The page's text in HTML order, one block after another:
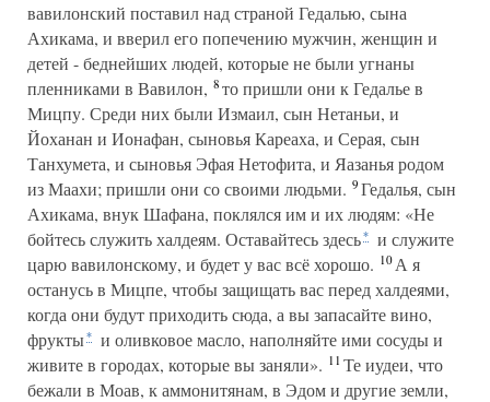
вавилонский поставил над страной Гедалью, сына
Ахикама, и вверил его попечению мужчин, женщин и
детей - беднейших людей, которые не были угнаны
пленниками в Вавилон, 8то пришли они к Гедалье в
Мицпу. Среди них были Измаил, сын Нетаньи, и
Йоханан и Ионафан, сыновья Кареаха, и Серая, сын
Танхумета, и сыновья Эфая Нетофита, и Яазанья родом
из Маахи; пришли они со своими людьми. 9Гедалья, сын
Ахикама, внук Шафана, поклялся им и их людям: «Не
бойтесь служить халдеям. Оставайтесь здесь*
и служите
царю вавилонскому, и будет у вас всё хорошо. 10А я
останусь в Мицпе, чтобы защищать вас перед халдеями,
когда они будут приходить сюда, а вы запасайте вино,
фрукты*
и оливковое масло, наполняйте ими сосуды и
живите в городах, которые вы заняли». 11Те иудеи, что
бежали в Моав, к аммонитянам, в Эдом и другие земли,